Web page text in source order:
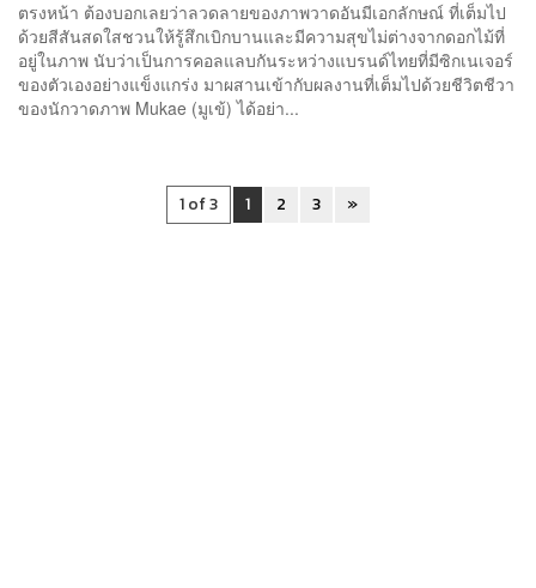
ตรงหน้า ต้องบอกเลยว่าลวดลายของภาพวาดอันมีเอกลักษณ์ ที่เต็มไป
ด้วยสีสันสดใสชวนให้รู้สึกเบิกบานและมีความสุขไม่ต่างจากดอกไม้ที่
อยู่ในภาพ นับว่าเป็นการคอลแลบกันระหว่างแบรนด์ไทยที่มีซิกเนเจอร์
ของตัวเองอย่างแข็งแกร่ง มาผสานเข้ากับผลงานที่เต็มไปด้วยชีวิตชีวา
ของนักวาดภาพ Mukae (มูเข้) ได้อย่า...
1 of 3 1 2 3 »